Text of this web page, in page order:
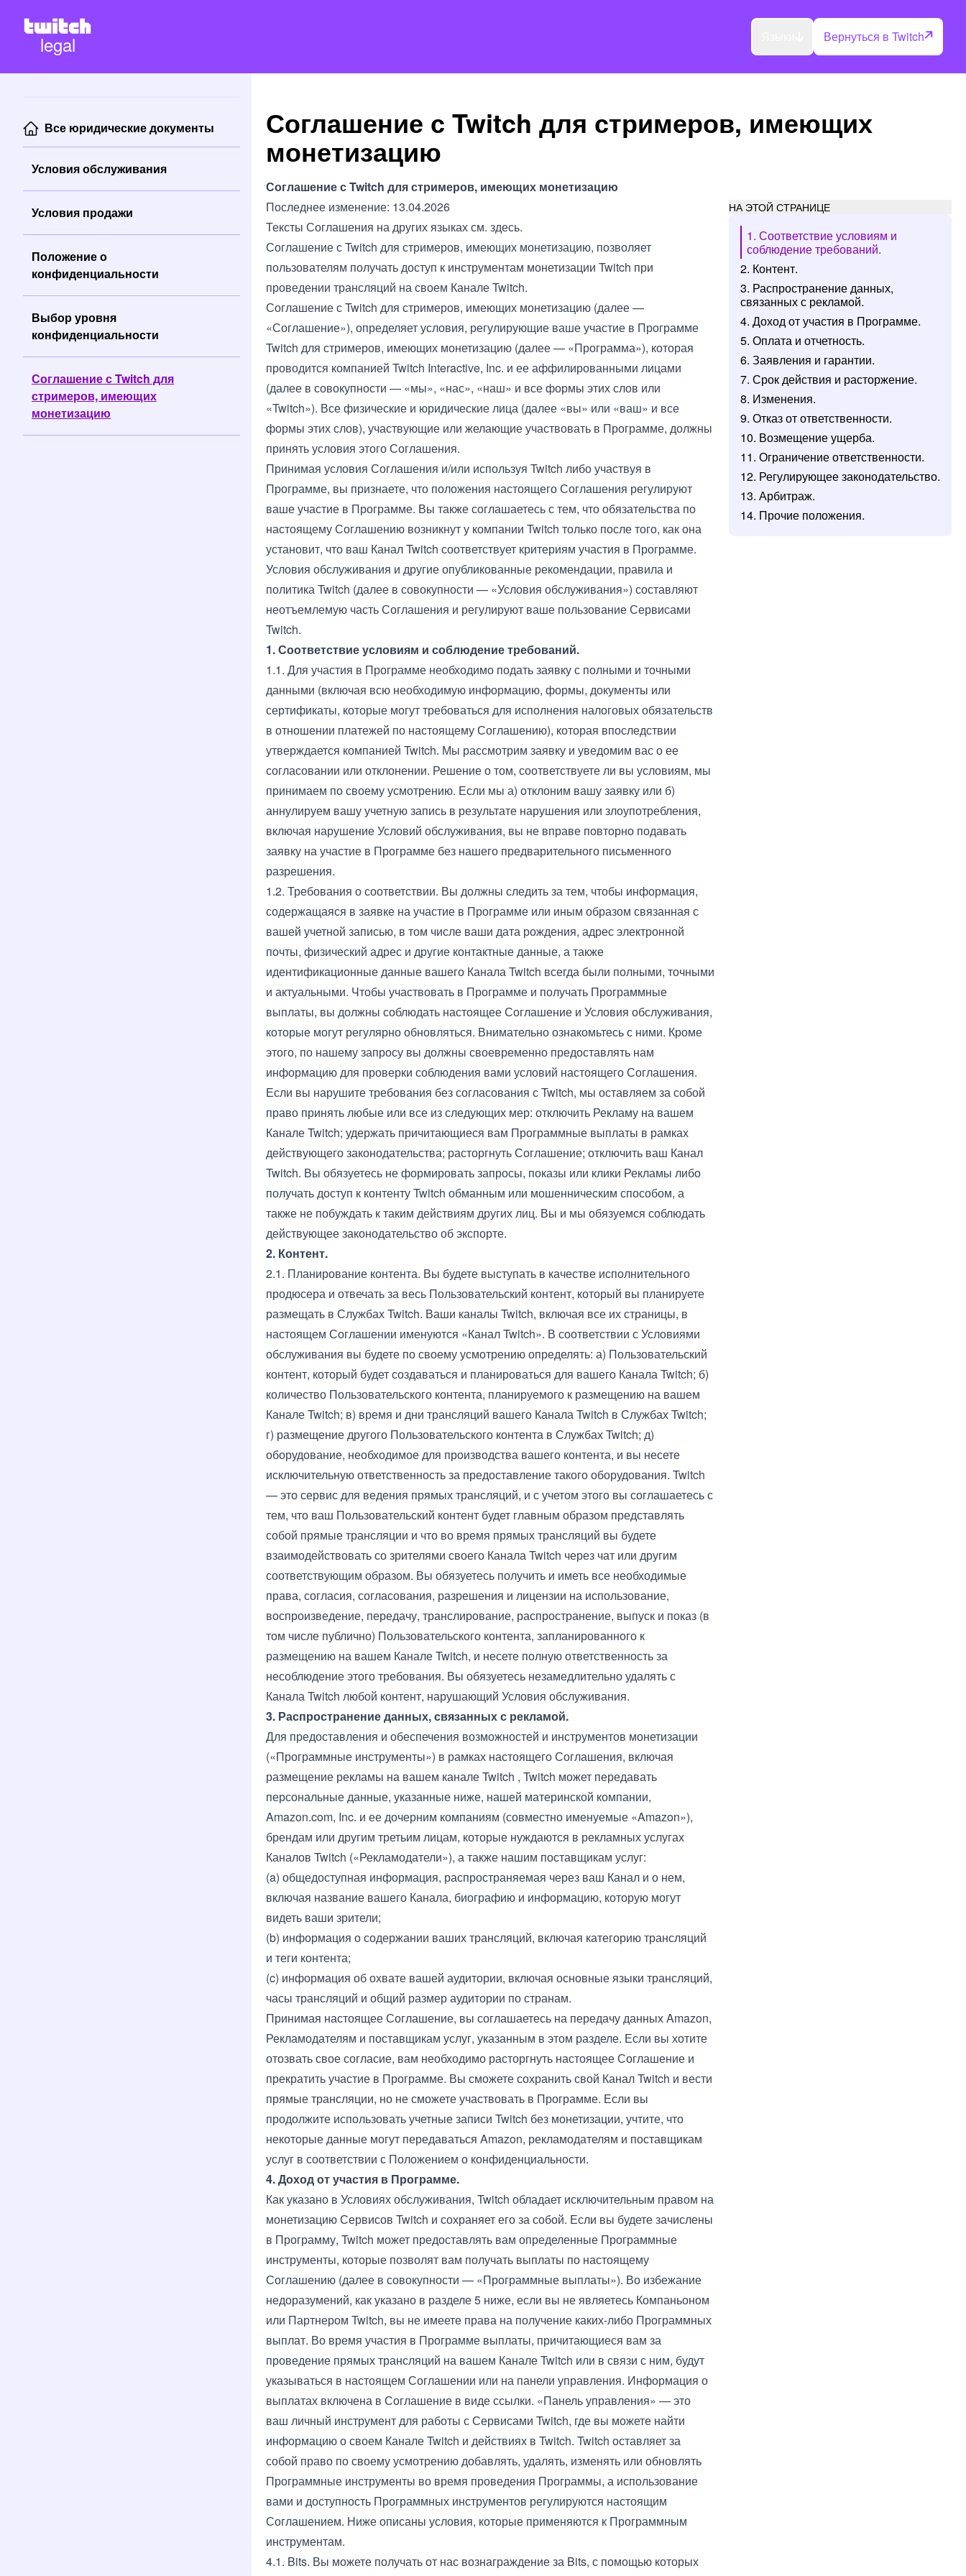
legal Вернуться в Twitch
Все юридические документы
Условия обслуживания
Условия продажи
Положение о
конфиденциальности
Выбор уровня
конфиденциальности
Соглашение с Twitch для
стримеров, имеющих
монетизацию
Соглашение с Twitch для стримеров, имеющих
монетизацию
НА ЭТОЙ СТРАНИЦЕ
1. Соответствие условиям и
соблюдение требований.
2. Контент.
3. Распространение данных,
связанных с рекламой.
4. Доход от участия в Программе.
5. Оплата и отчетность.
6. Заявления и гарантии.
7. Срок действия и расторжение.
8. Изменения.
9. Отказ от ответственности.
10. Возмещение ущерба.
11. Ограничение ответственности.
12. Регулирующее законодательство.
13. Арбитраж.
14. Прочие положения.
Соглашение с Twitch для стримеров, имеющих монетизацию
Последнее изменение: 13.04.2026
Тексты Соглашения на других языках см. здесь.
Соглашение с Twitch для стримеров, имеющих монетизацию, позволяет
пользователям получать доступ к инструментам монетизации Twitch при
проведении трансляций на своем Канале Twitch.
Соглашение с Twitch для стримеров, имеющих монетизацию (далее —
«Соглашение»), определяет условия, регулирующие ваше участие в Программе
Twitch для стримеров, имеющих монетизацию (далее — «Программа»), которая
проводится компанией Twitch Interactive, Inc. и ее аффилированными лицами
(далее в совокупности — «мы», «нас», «наш» и все формы этих слов или
«Twitch»). Все физические и юридические лица (далее «вы» или «ваш» и все
формы этих слов), участвующие или желающие участвовать в Программе, должны
принять условия этого Соглашения.
Принимая условия Соглашения и/или используя Twitch либо участвуя в
Программе, вы признаете, что положения настоящего Соглашения регулируют
ваше участие в Программе. Вы также соглашаетесь с тем, что обязательства по
настоящему Соглашению возникнут у компании Twitch только после того, как она
установит, что ваш Канал Twitch соответствует критериям участия в Программе.
Условия обслуживания и другие опубликованные рекомендации, правила и
политика Twitch (далее в совокупности — «Условия обслуживания») составляют
неотъемлемую часть Соглашения и регулируют ваше пользование Сервисами
Twitch.
1. Соответствие условиям и соблюдение требований.
1.1. Для участия в Программе необходимо подать заявку с полными и точными
данными (включая всю необходимую информацию, формы, документы или
сертификаты, которые могут требоваться для исполнения налоговых обязательств
в отношении платежей по настоящему Соглашению), которая впоследствии
утверждается компанией Twitch. Мы рассмотрим заявку и уведомим вас о ее
согласовании или отклонении. Решение о том, соответствуете ли вы условиям, мы
принимаем по своему усмотрению. Если мы а) отклоним вашу заявку или б)
аннулируем вашу учетную запись в результате нарушения или злоупотребления,
включая нарушение Условий обслуживания, вы не вправе повторно подавать
заявку на участие в Программе без нашего предварительного письменного
разрешения.
1.2. Требования о соответствии. Вы должны следить за тем, чтобы информация,
содержащаяся в заявке на участие в Программе или иным образом связанная с
вашей учетной записью, в том числе ваши дата рождения, адрес электронной
почты, физический адрес и другие контактные данные, а также
идентификационные данные вашего Канала Twitch всегда были полными, точными
и актуальными. Чтобы участвовать в Программе и получать Программные
выплаты, вы должны соблюдать настоящее Соглашение и Условия обслуживания,
которые могут регулярно обновляться. Внимательно ознакомьтесь с ними. Кроме
этого, по нашему запросу вы должны своевременно предоставлять нам
информацию для проверки соблюдения вами условий настоящего Соглашения.
Если вы нарушите требования без согласования с Twitch, мы оставляем за собой
право принять любые или все из следующих мер: отключить Рекламу на вашем
Канале Twitch; удержать причитающиеся вам Программные выплаты в рамках
действующего законодательства; расторгнуть Соглашение; отключить ваш Канал
Twitch. Вы обязуетесь не формировать запросы, показы или клики Рекламы либо
получать доступ к контенту Twitch обманным или мошенническим способом, а
также не побуждать к таким действиям других лиц. Вы и мы обязуемся соблюдать
действующее законодательство об экспорте.
2. Контент.
2.1. Планирование контента. Вы будете выступать в качестве исполнительного
продюсера и отвечать за весь Пользовательский контент, который вы планируете
размещать в Службах Twitch. Ваши каналы Twitch, включая все их страницы, в
настоящем Соглашении именуются «Канал Twitch». В соответствии с Условиями
обслуживания вы будете по своему усмотрению определять: а) Пользовательский
контент, который будет создаваться и планироваться для вашего Канала Twitch; б)
количество Пользовательского контента, планируемого к размещению на вашем
Канале Twitch; в) время и дни трансляций вашего Канала Twitch в Службах Twitch;
г) размещение другого Пользовательского контента в Службах Twitch; д)
оборудование, необходимое для производства вашего контента, и вы несете
исключительную ответственность за предоставление такого оборудования. Twitch
— это сервис для ведения прямых трансляций, и с учетом этого вы соглашаетесь с
тем, что ваш Пользовательский контент будет главным образом представлять
собой прямые трансляции и что во время прямых трансляций вы будете
взаимодействовать со зрителями своего Канала Twitch через чат или другим
соответствующим образом. Вы обязуетесь получить и иметь все необходимые
права, согласия, согласования, разрешения и лицензии на использование,
воспроизведение, передачу, транслирование, распространение, выпуск и показ (в
том числе публично) Пользовательского контента, запланированного к
размещению на вашем Канале Twitch, и несете полную ответственность за
несоблюдение этого требования. Вы обязуетесь незамедлительно удалять с
Канала Twitch любой контент, нарушающий Условия обслуживания.
3. Распространение данных, связанных с рекламой.
Для предоставления и обеспечения возможностей и инструментов монетизации
(«Программные инструменты») в рамках настоящего Соглашения, включая
размещение рекламы на вашем канале Twitch , Twitch может передавать
персональные данные, указанные ниже, нашей материнской компании,
Amazon.com, Inc. и ее дочерним компаниям (совместно именуемые «Amazon»),
брендам или другим третьим лицам, которые нуждаются в рекламных услугах
Каналов Twitch («Рекламодатели»), а также нашим поставщикам услуг:
(a) общедоступная информация, распространяемая через ваш Канал и о нем,
включая название вашего Канала, биографию и информацию, которую могут
видеть ваши зрители;
(b) информация о содержании ваших трансляций, включая категорию трансляций
и теги контента;
(c) информация об охвате вашей аудитории, включая основные языки трансляций,
часы трансляций и общий размер аудитории по странам.
Принимая настоящее Соглашение, вы соглашаетесь на передачу данных Amazon,
Рекламодателям и поставщикам услуг, указанным в этом разделе. Если вы хотите
отозвать свое согласие, вам необходимо расторгнуть настоящее Соглашение и
прекратить участие в Программе. Вы сможете сохранить свой Канал Twitch и вести
прямые трансляции, но не сможете участвовать в Программе. Если вы
продолжите использовать учетные записи Twitch без монетизации, учтите, что
некоторые данные могут передаваться Amazon, рекламодателям и поставщикам
услуг в соответствии с Положением о конфиденциальности.
4. Доход от участия в Программе.
Как указано в Условиях обслуживания, Twitch обладает исключительным правом на
монетизацию Сервисов Twitch и сохраняет его за собой. Если вы будете зачислены
в Программу, Twitch может предоставлять вам определенные Программные
инструменты, которые позволят вам получать выплаты по настоящему
Соглашению (далее в совокупности — «Программные выплаты»). Во избежание
недоразумений, как указано в разделе 5 ниже, если вы не являетесь Компаньоном
или Партнером Twitch, вы не имеете права на получение каких-либо Программных
выплат. Во время участия в Программе выплаты, причитающиеся вам за
проведение прямых трансляций на вашем Канале Twitch или в связи с ним, будут
указываться в настоящем Соглашении или на панели управления. Информация о
выплатах включена в Соглашение в виде ссылки. «Панель управления» — это
ваш личный инструмент для работы с Сервисами Twitch, где вы можете найти
информацию о своем Канале Twitch и действиях в Twitch. Twitch оставляет за
собой право по своему усмотрению добавлять, удалять, изменять или обновлять
Программные инструменты во время проведения Программы, а использование
вами и доступность Программных инструментов регулируются настоящим
Соглашением. Ниже описаны условия, которые применяются к Программным
инструментам.
4.1. Bits. Вы можете получать от нас вознаграждение за Bits, с помощью которых